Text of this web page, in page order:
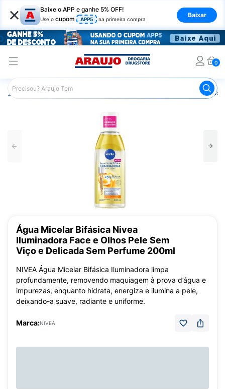
× Baixe o APP e ganhe 5% OFF!
Use o cupom APP5 na primeira compra
Baixar
0
Araujo Dermocosméticos Dermocosméticos para o
Água Micelar Bifásica Nivea
Iluminadora Face e Olhos Pele Sem
Viço e Delicada Sem Perfume 200ml
NIVEA Água Micelar Bifásica Iluminadora limpa
profundamente, removendo maquiagem à prova d’água e
impurezas, enquanto hidrata, energiza e ilumina a pele,
deixando-a suave, radiante e uniforme.
Marca:NIVEA